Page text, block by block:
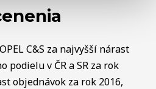
C&S za najvyšší nárast
podielu v ČR a SR za rok
objednávok za rok 2016,